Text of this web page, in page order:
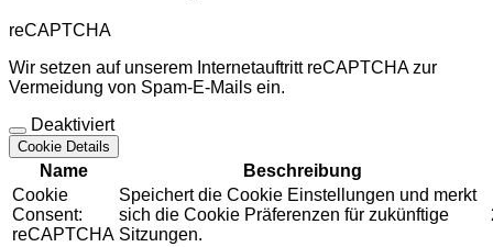
reCAPTCHA
Wir setzen auf unserem Internetauftritt reCAPTCHA zur
Vermeidung von Spam-E-Mails ein.
Deaktiviert
Cookie Details
Name
Beschreibung
Cookie
Consent:
reCAPTCHA
Speichert die Cookie Einstellungen und merkt
sich die Cookie Präferenzen für zukünftige
Sitzungen.